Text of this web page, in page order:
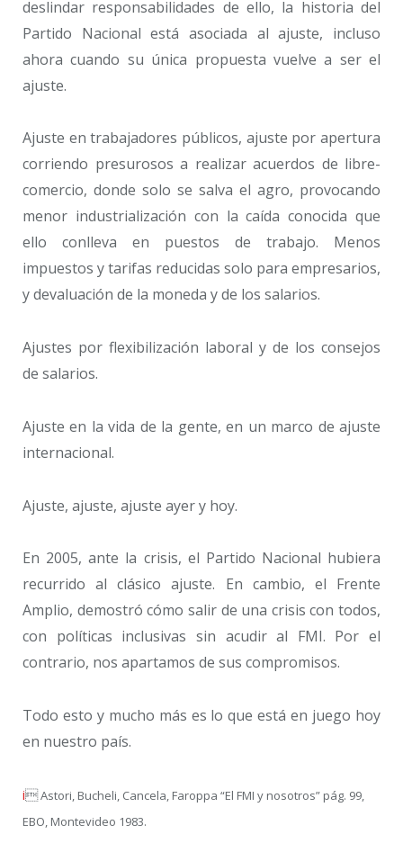
deslindar responsabilidades de ello, la historia del
Partido Nacional está asociada al ajuste, incluso
ahora cuando su única propuesta vuelve a ser el
ajuste.
Ajuste en trabajadores públicos, ajuste por apertura
corriendo presurosos a realizar acuerdos de libre-
comercio, donde solo se salva el agro, provocando
menor industrialización con la caída conocida que
ello conlleva en puestos de trabajo. Menos
impuestos y tarifas reducidas solo para empresarios,
y devaluación de la moneda y de los salarios.
Ajustes por flexibilización laboral y de los consejos
de salarios.
Ajuste en la vida de la gente, en un marco de ajuste
internacional.
Ajuste, ajuste, ajuste ayer y hoy.
En 2005, ante la crisis, el Partido Nacional hubiera
recurrido al clásico ajuste. En cambio, el Frente
Amplio, demostró cómo salir de una crisis con todos,
con políticas inclusivas sin acudir al FMI. Por el
contrario, nos apartamos de sus compromisos.
Todo esto y mucho más es lo que está en juego hoy
en nuestro país.
iAstori, Bucheli, Cancela, Faroppa “El FMI y nosotros” pág. 99,
EBO, Montevideo 1983.